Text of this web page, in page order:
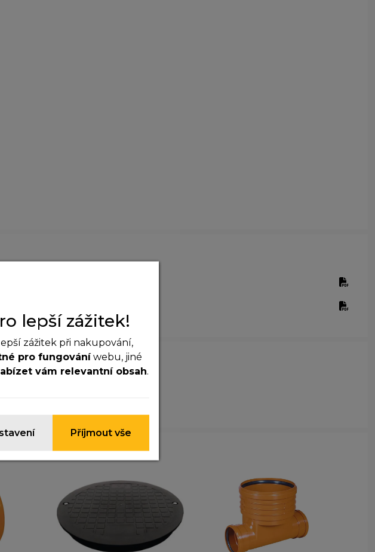
lepší zážitek!
zážitek při nakupování,
pro fungováníwebu, jiné
vám relevantní obsah.
fungování webu a nelze je
a zlepšovat web. Díky nim
můžeme nabídnout lepší
partneři, aby vám mohli
webech. Pokud je
Příjmout vše